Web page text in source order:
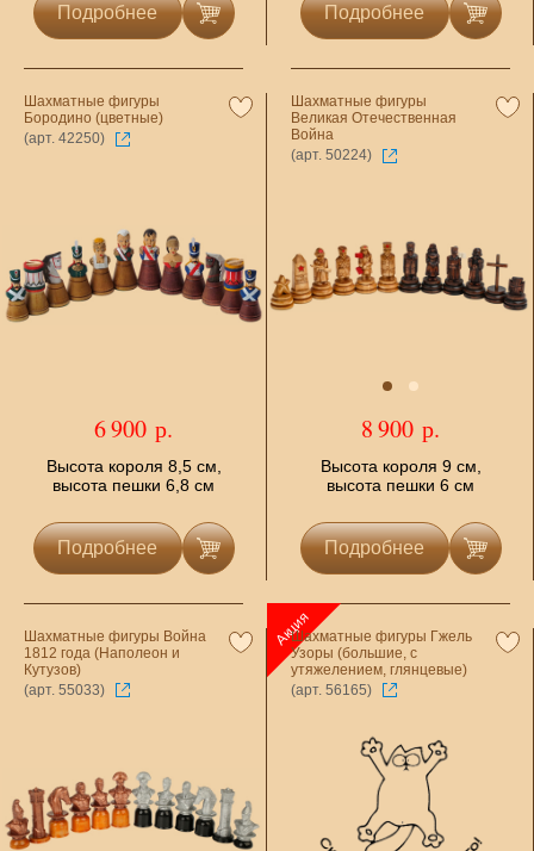
Подробнее Подробнее
Шахматные фигуры
Бородино (цветные)
(арт. 42250)
6 900 р.
Высота короля 8,5 см,
высота пешки 6,8 см
Подробнее
Шахматные фигуры
Великая Отечественная
Война
(арт. 50224)
8 900 р.
Высота короля 9 см,
высота пешки 6 см
Подробнее
Шахматные фигуры Война
1812 года (Наполеон и
Кутузов)
(арт. 55033)
Шахматные фигуры Гжель
Узоры (большие, с
утяжелением, глянцевые)
(арт. 56165)